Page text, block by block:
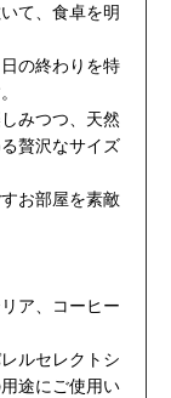
て、食卓を明
の終わりを特
みつつ、天然
贅沢なサイズ
お部屋を素敵
ア、コーヒー
ルセレクトシ
途にご使用い